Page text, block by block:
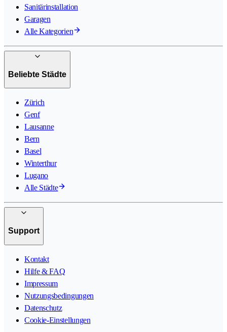
Sanitärinstallation
Garagen
Alle Kategorien
Beliebte Städte
Zürich
Genf
Lausanne
Bern
Basel
Winterthur
Lugano
Alle Städte
Support
Kontakt
Hilfe & FAQ
Impressum
Nutzungsbedingungen
Datenschutz
Cookie-Einstellungen